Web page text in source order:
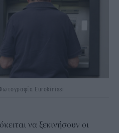
Eurokinissi
να ξεκινήσουν οι